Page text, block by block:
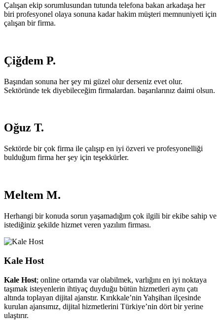
Çalışan ekip sorumlusundan tutunda telefona bakan arkadaşa her
biri profesyonel olaya sonuna kadar hakim müşteri memnuniyeti için
çalışan bir firma.
Çiğdem P.
Başından sonuna her şey mi güzel olur derseniz evet olur.
Sektöründe tek diyebileceğim firmalardan. başarılarınız daimi olsun.
Oğuz T.
Sektörde bir çok firma ile çalışıp en iyi özveri ve profesyonelliği
bulduğum firma her şey için teşekkürler.
Meltem M.
Herhangi bir konuda sorun yaşamadığım çok ilgili bir ekibe sahip ve
istediğiniz şekilde hizmet veren yazılım firması.
Kale Host
Kale Host; online ortamda var olabilmek, varlığını en iyi noktaya
taşımak isteyenlerin ihtiyaç duyduğu bütün hizmetleri aynı çatı
altında toplayan dijital ajanstır. Kırıkkale’nin Yahşihan ilçesinde
kurulan ajansımız, dijital hizmetlerini Türkiye’nin dört bir yerine
ulaştırır.